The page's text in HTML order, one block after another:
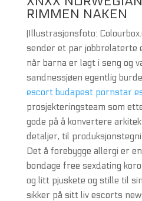
RIMMEN NAKEN
(Illustrasjonsfoto:
sender et par jobbrelaterte
når barna er lagt i seng og
sandnessjøen egentlig
escort budapest pornstar
prosjekteringsteam som
gode på å konvertere
detaljer, til
Det å forebygge allergi er
bondage free sexdating
og litt pjuskete og stille til
sikker på sitt liv escorts